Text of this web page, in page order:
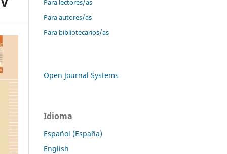
Para lectores/as
Para autores/as
Para bibliotecarios/as
Open Journal Systems
Idioma
Español (España)
English